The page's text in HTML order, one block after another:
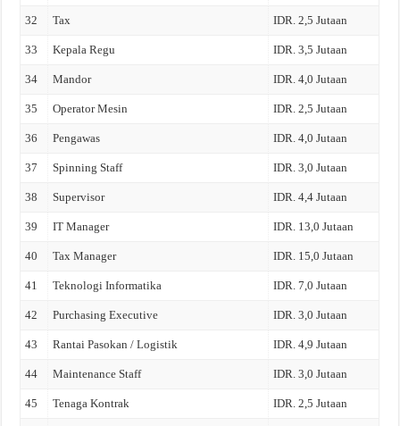
32 Tax IDR. 2,5 Jutaan
33 Kepala Regu IDR. 3,5 Jutaan
34 Mandor IDR. 4,0 Jutaan
35 Operator Mesin IDR. 2,5 Jutaan
36 Pengawas IDR. 4,0 Jutaan
37 Spinning Staff IDR. 3,0 Jutaan
38 Supervisor IDR. 4,4 Jutaan
39 IT Manager IDR. 13,0 Jutaan
40 Tax Manager IDR. 15,0 Jutaan
41 Teknologi Informatika IDR. 7,0 Jutaan
42 Purchasing Executive IDR. 3,0 Jutaan
43 Rantai Pasokan / Logistik IDR. 4,9 Jutaan
44 Maintenance Staff IDR. 3,0 Jutaan
45 Tenaga Kontrak IDR. 2,5 Jutaan